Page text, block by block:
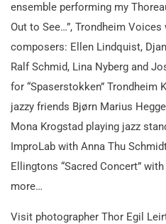
ensemble performing my
Out to See…”, Trondheim
composers: Ellen Lindquist,
Ralf Schmid, Lina Nyberg and
for “Spaserstokken” Trondheim
jazzy friends Bjørn Marius
Mona Krogstad playing jazz
ImproLab with Anna Thu
Ellingtons “Sacred Concert”
more…
Visit photographer Thor Egil